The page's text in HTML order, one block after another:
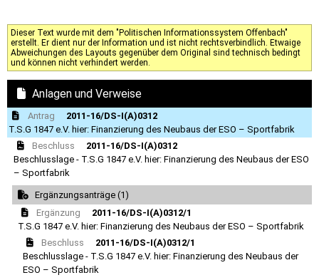
Dieser Text wurde mit dem "Politischen Informationssystem Offenbach"
erstellt. Er dient nur der Information und ist nicht rechtsverbindlich. Etwaige
Abweichungen des Layouts gegenüber dem Original sind technisch bedingt
und können nicht verhindert werden.
Anlagen und Verweise
Antrag
2011-16/DS-I(A)0312
T.S.G 1847 e.V. hier: Finanzierung des Neubaus der ESO – Sportfabrik
Beschluss
2011-16/DS-I(A)0312
Beschlusslage - T.S.G 1847 e.V. hier: Finanzierung des Neubaus der ESO
– Sportfabrik
Ergänzungsanträge (1)
Ergänzung
2011-16/DS-I(A)0312/1
T.S.G 1847 e.V. hier: Finanzierung des Neubaus der ESO – Sportfabrik
Beschluss
2011-16/DS-I(A)0312/1
Beschlusslage - T.S.G 1847 e.V. hier: Finanzierung des Neubaus der
ESO – Sportfabrik